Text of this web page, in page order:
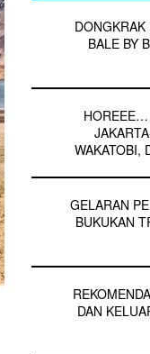
BALE BY
HOREEE…
WAKATOBI,
GELARAN
BUKUKAN
DAN